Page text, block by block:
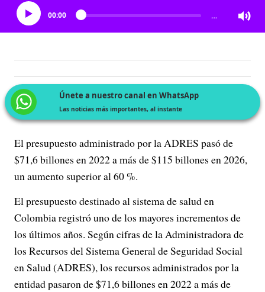
00:00 …
Únete a nuestro canal en WhatsApp
Las noticias más importantes, al instante
El presupuesto administrado por la ADRES pasó de
$71,6 billones en 2022 a más de $115 billones en 2026,
un aumento superior al 60 %.
El presupuesto destinado al sistema de salud en
Colombia registró uno de los mayores incrementos de
los últimos años. Según cifras de la Administradora de
los Recursos del Sistema General de Seguridad Social
en Salud (ADRES), los recursos administrados por la
entidad pasaron de $71,6 billones en 2022 a más de